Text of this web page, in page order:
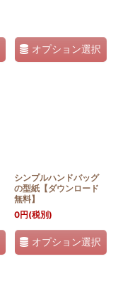
オプション選択
シンプルハンドバッグ
の型紙【ダウンロード
無料】
0円(税別)
オプション選択